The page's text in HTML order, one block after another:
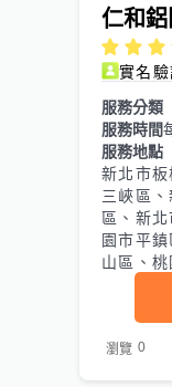
仁和
實名驗
服務分類
服務時間
服務地點
新北市
三峽區
區、新
園市平
山區、
瀏覽 0